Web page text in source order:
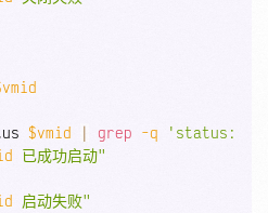
$vmid | grep -q
'status:
已成功启动"
启动失败"